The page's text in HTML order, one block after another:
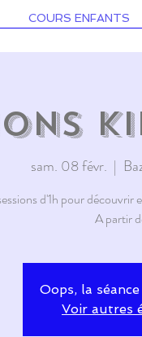
COURS ENFANTS
sam. 08 févr.
  |
d'1h pour découvrir
A partir
Oops, la
Voir autres